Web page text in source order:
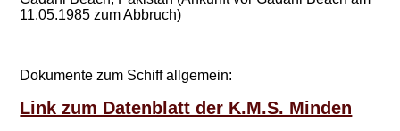
11.05.1985 zum Abbruch)
Dokumente zum Schiff allgemein:
Link zum Datenblatt der K.M.S. Minden